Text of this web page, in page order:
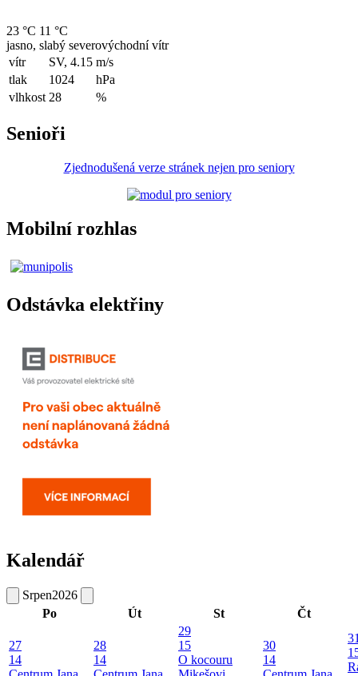
23 °C 11 °C
jasno, slabý severovýchodní vítr
vítr
SV, 4.15 m/s
tlak
1024
hPa
vlhkost 28 %
Senioři
Zjednodušená verze stránek nejen pro seniory
Mobilní rozhlas
Odstávka elektřiny
Kalendář
Srpen2026
Po
Út St Čt
27
14
28
14
29
15
O kocouru
30
14